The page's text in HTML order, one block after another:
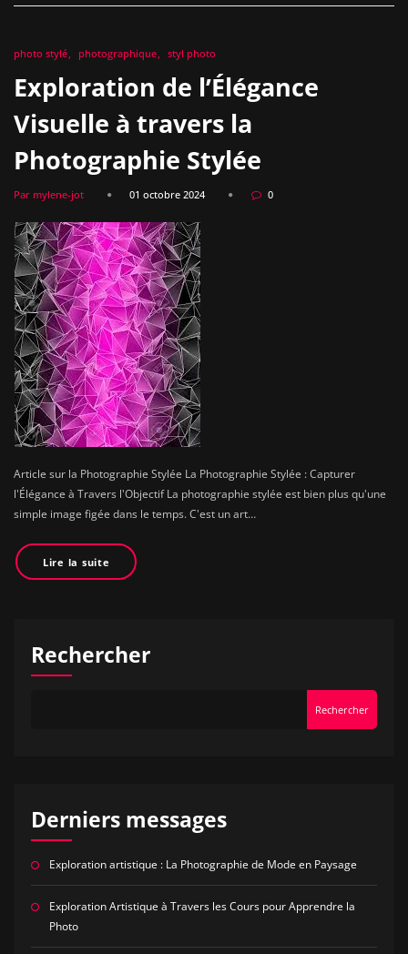
photo stylé photographique styl photo
Exploration de l’Élégance
Visuelle à travers la
Photographie Stylée
Par mylene-jot 01 octobre 2024 0
Article sur la Photographie Stylée La Photographie Stylée : Capturer
l'Élégance à Travers l'Objectif La photographie stylée est bien plus qu'une
simple image figée dans le temps. C'est un art…
Lire la suite
Rechercher
Rechercher
Derniers messages
Exploration artistique : La Photographie de Mode en Paysage
Exploration Artistique à Travers les Cours pour Apprendre la
Photo